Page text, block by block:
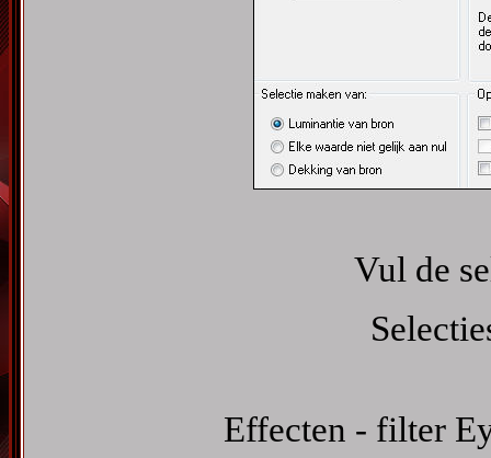
Vul de
Effecten - filter